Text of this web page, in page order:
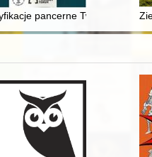
konspiracji wileńskiej SZP/ZWZ
pancerne Twierdzy Toruń